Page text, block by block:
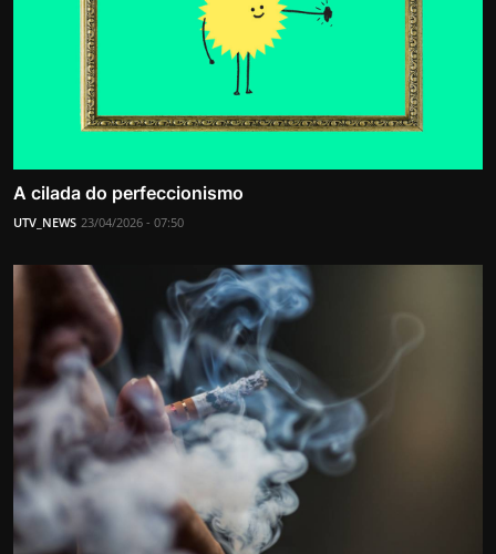
A cilada do perfeccionismo
UTV_NEWS 23/04/2026 - 07:50